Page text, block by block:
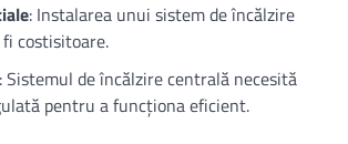
: Instalarea unui sistem de încălzire
costisitoare.
: Sistemul de încălzire centrală necesită
pentru a funcționa eficient.